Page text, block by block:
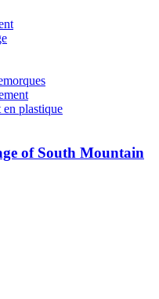
en plastique
of South Mountain